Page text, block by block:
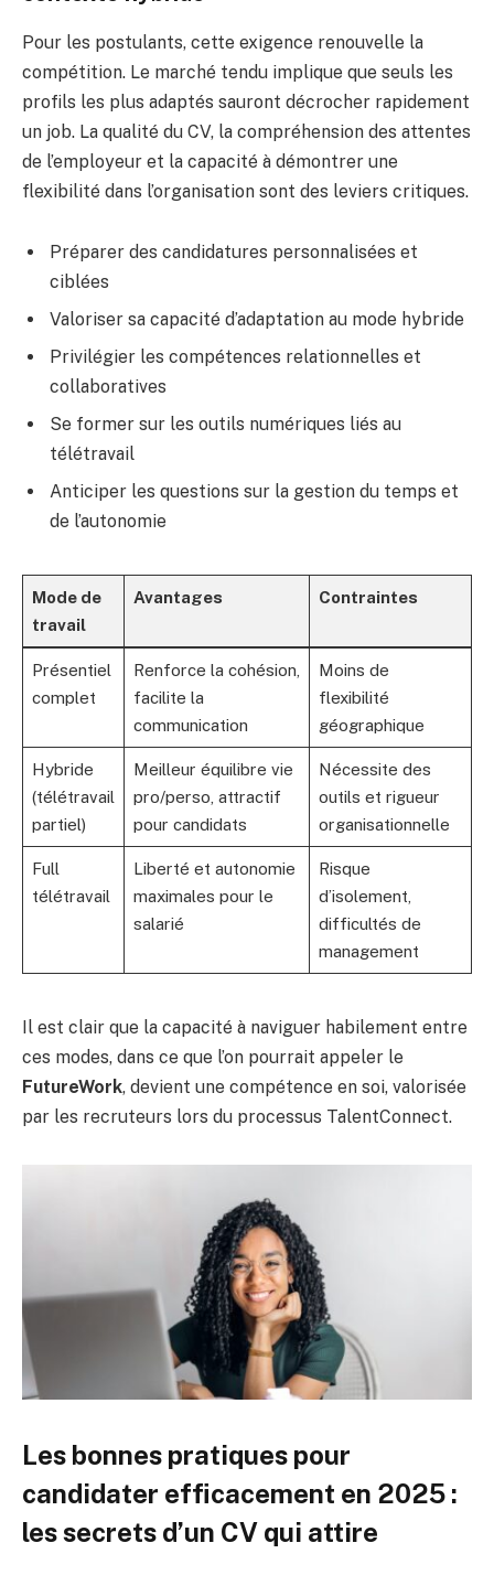
Pour les postulants, cette exigence renouvelle la
compétition. Le marché tendu implique que seuls les
profils les plus adaptés sauront décrocher rapidement
un job. La qualité du CV, la compréhension des attentes
de l’employeur et la capacité à démontrer une
flexibilité dans l’organisation sont des leviers critiques.
Préparer des candidatures personnalisées et
ciblées
Valoriser sa capacité d’adaptation au mode hybride
Privilégier les compétences relationnelles et
collaboratives
Se former sur les outils numériques liés au
télétravail
Anticiper les questions sur la gestion du temps et
de l’autonomie
Mode de
travail
Avantages Contraintes
Présentiel
complet
Renforce la cohésion,
facilite la
communication
Moins de
flexibilité
géographique
Hybride
(télétravail
partiel)
Meilleur équilibre vie
pro/perso, attractif
pour candidats
Nécessite des
outils et rigueur
organisationnelle
Full
télétravail
Liberté et autonomie
maximales pour le
salarié
Risque
d’isolement,
difficultés de
management
Il est clair que la capacité à naviguer habilement entre
ces modes, dans ce que l’on pourrait appeler le
FutureWork, devient une compétence en soi, valorisée
par les recruteurs lors du processus TalentConnect.
Les bonnes pratiques pour
candidater efficacement en 2025 :
les secrets d’un CV qui attire